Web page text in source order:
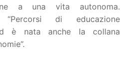
a una vita autonoma.
“Percorsi di educazione
è nata anche la collana